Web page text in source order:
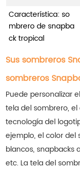
Característica: so
mbrero de snapba
ck tropical
Sus sombreros
sombreros
Puede personalizar
tela del sombrero,
tecnología del
ejemplo, el color del
blancos, snapbacks
etc. La tela del